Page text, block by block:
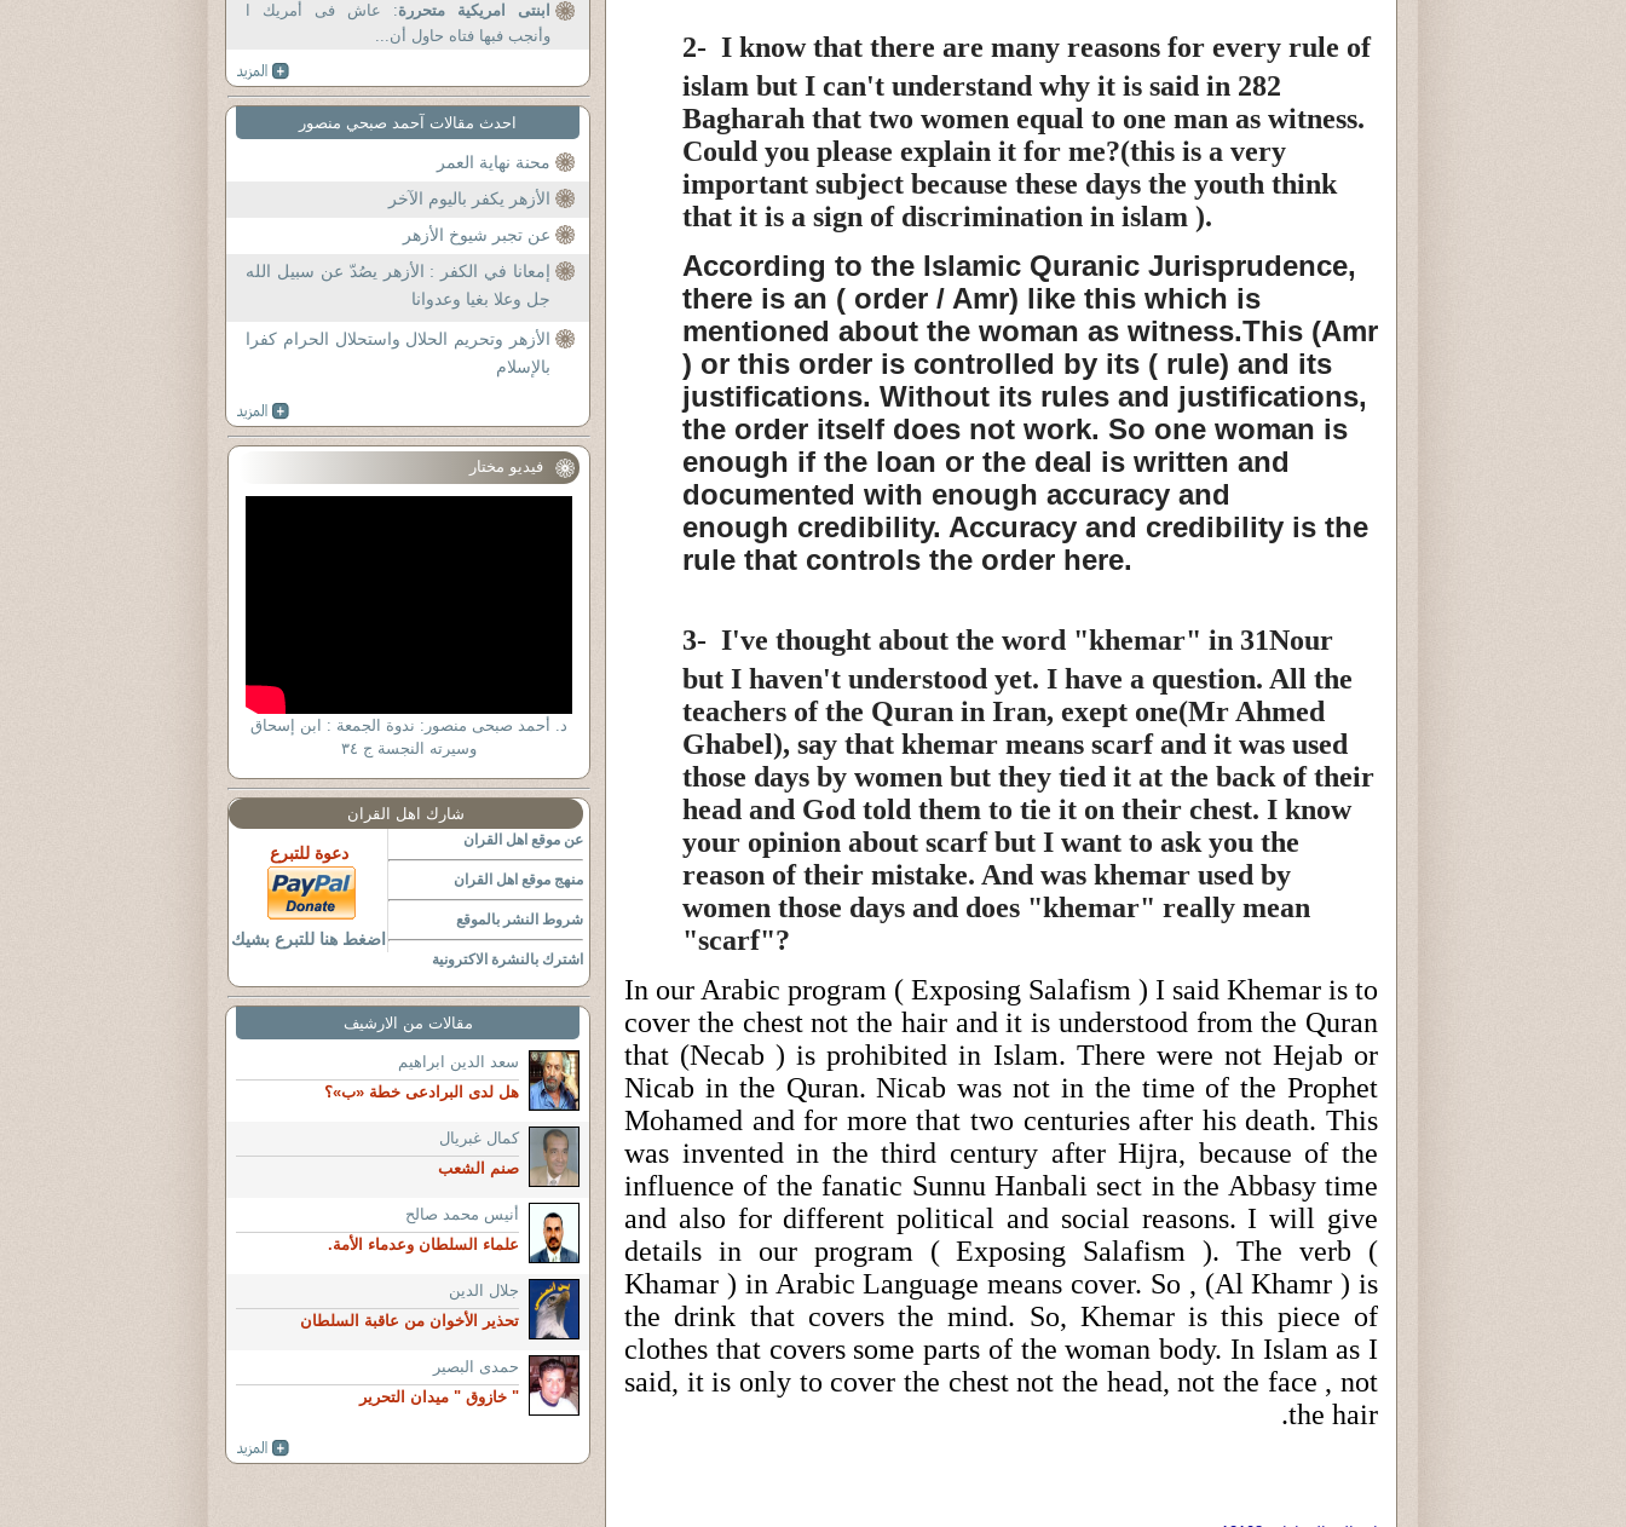
2- I know that there are many reasons for every rule of
islam but I can't understand why it is said in 282
Bagharah that two women equal to one man as witness.
Could you please explain it for me?(this is a very
important subject because these days the youth think
that it is a sign of discrimination in islam ).
According to the Islamic Quranic Jurisprudence,
there is an ( order / Amr) like this which is
mentioned about the woman as witness.This (Amr
) or this order is controlled by its ( rule) and its
justifications. Without its rules and justifications,
the order itself does not work. So one woman is
enough if the loan or the deal is written and
documented with enough accuracy and
enough credibility. Accuracy and credibility is the
rule that controls the order here.
3- I've thought about the word "khemar" in 31Nour
but I haven't understood yet. I have a question. All the
teachers of the Quran in Iran, exept one(Mr Ahmed
Ghabel), say that khemar means scarf and it was used
those days by women but they tied it at the back of their
head and God told them to tie it on their chest. I know
your opinion about scarf but I want to ask you the
reason of their mistake. And was khemar used by
women those days and does "khemar" really mean
"scarf"?
In our Arabic program ( Exposing Salafism ) I said Khemar is to
cover the chest not the hair and it is understood from the Quran
that (Necab ) is prohibited in Islam. There were not Hejab or
Nicab in the Quran. Nicab was not in the time of the Prophet
Mohamed and for more that two centuries after his death. This
was invented in the third century after Hijra, because of the
influence of the fanatic Sunnu Hanbali sect in the Abbasy time
and also for different political and social reasons. I will give
details in our program ( Exposing Salafism ). The verb (
Khamar ) in Arabic Language means cover. So , (Al Khamr ) is
the drink that covers the mind. So, Khemar is this piece of
clothes that covers some parts of the woman body. In Islam as I
said, it is only to cover the chest not the head, not the face , not
the hair.
ابنتى امريكية متحررة: عاش فى أمريك ا
وأنجب فبها فتاه حاول أن...
احدث مقالات آحمد صبحي منصور
محنة نهاية العمر
الأزهر يكفر باليوم الآخر
عن تجبر شيوخ الأزهر
إمعانا في الكفر : الأزهر يصُدّ عن سبيل الله
جل وعلا بغيا وعدوانا
الأزهر وتحريم الحلال واستحلال الحرام كفرا
بالإسلام
فيديو مختار
د. أحمد صبحى منصور: ندوة الجمعة : ابن إسحاق
وسيرته النجسة ج ٣٤
شارك اهل القران
عن موقع اهل القران
منهج موقع اهل القران
شروط النشر بالموقع
اشترك بالنشرة الاكترونية
دعوة للتبرع
اضغط هنا للتبرع بشيك
مقالات من الارشيف
سعد الدين ابراهيم
هل لدى البرادعى خطة «ب»؟
كمال غبريال
صنم الشعب
أنيس محمد صالح
علماء السلطان وعدماء الأمة.
جلال الدين
تحذير الأخوان من عاقبة السلطان
حمدى البصير
" خازوق " ميدان التحرير